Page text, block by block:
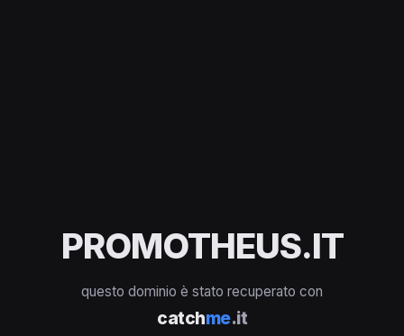
PROMOTHEUS.IT
questo dominio è stato recuperato con
catchme.it